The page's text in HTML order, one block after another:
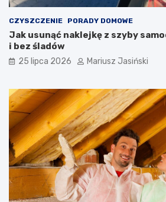
CZYSZCZENIE PORADY DOMOWE
Jak usunąć naklejkę z szyby
i bez śladów
25 lipca 2026 Mariusz Jasiński